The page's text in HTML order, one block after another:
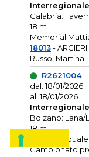
Interregionale
Calabria:
18 m
Memorial
18013-
Russo, Martina
R2621004
dal: 18/01/2026
al: 18/01/2026
Interregionale
Bolzano: Lana/
18 m
O.R.
Campionato